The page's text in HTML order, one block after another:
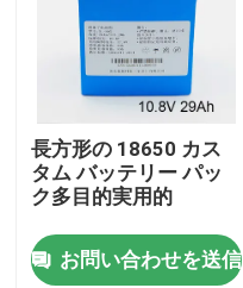
私達について
品質管理
私達に連絡しなさい
長方形の 18650 カス
タム バッテリー パッ
ク多目的実用的
お問い合わせを送信